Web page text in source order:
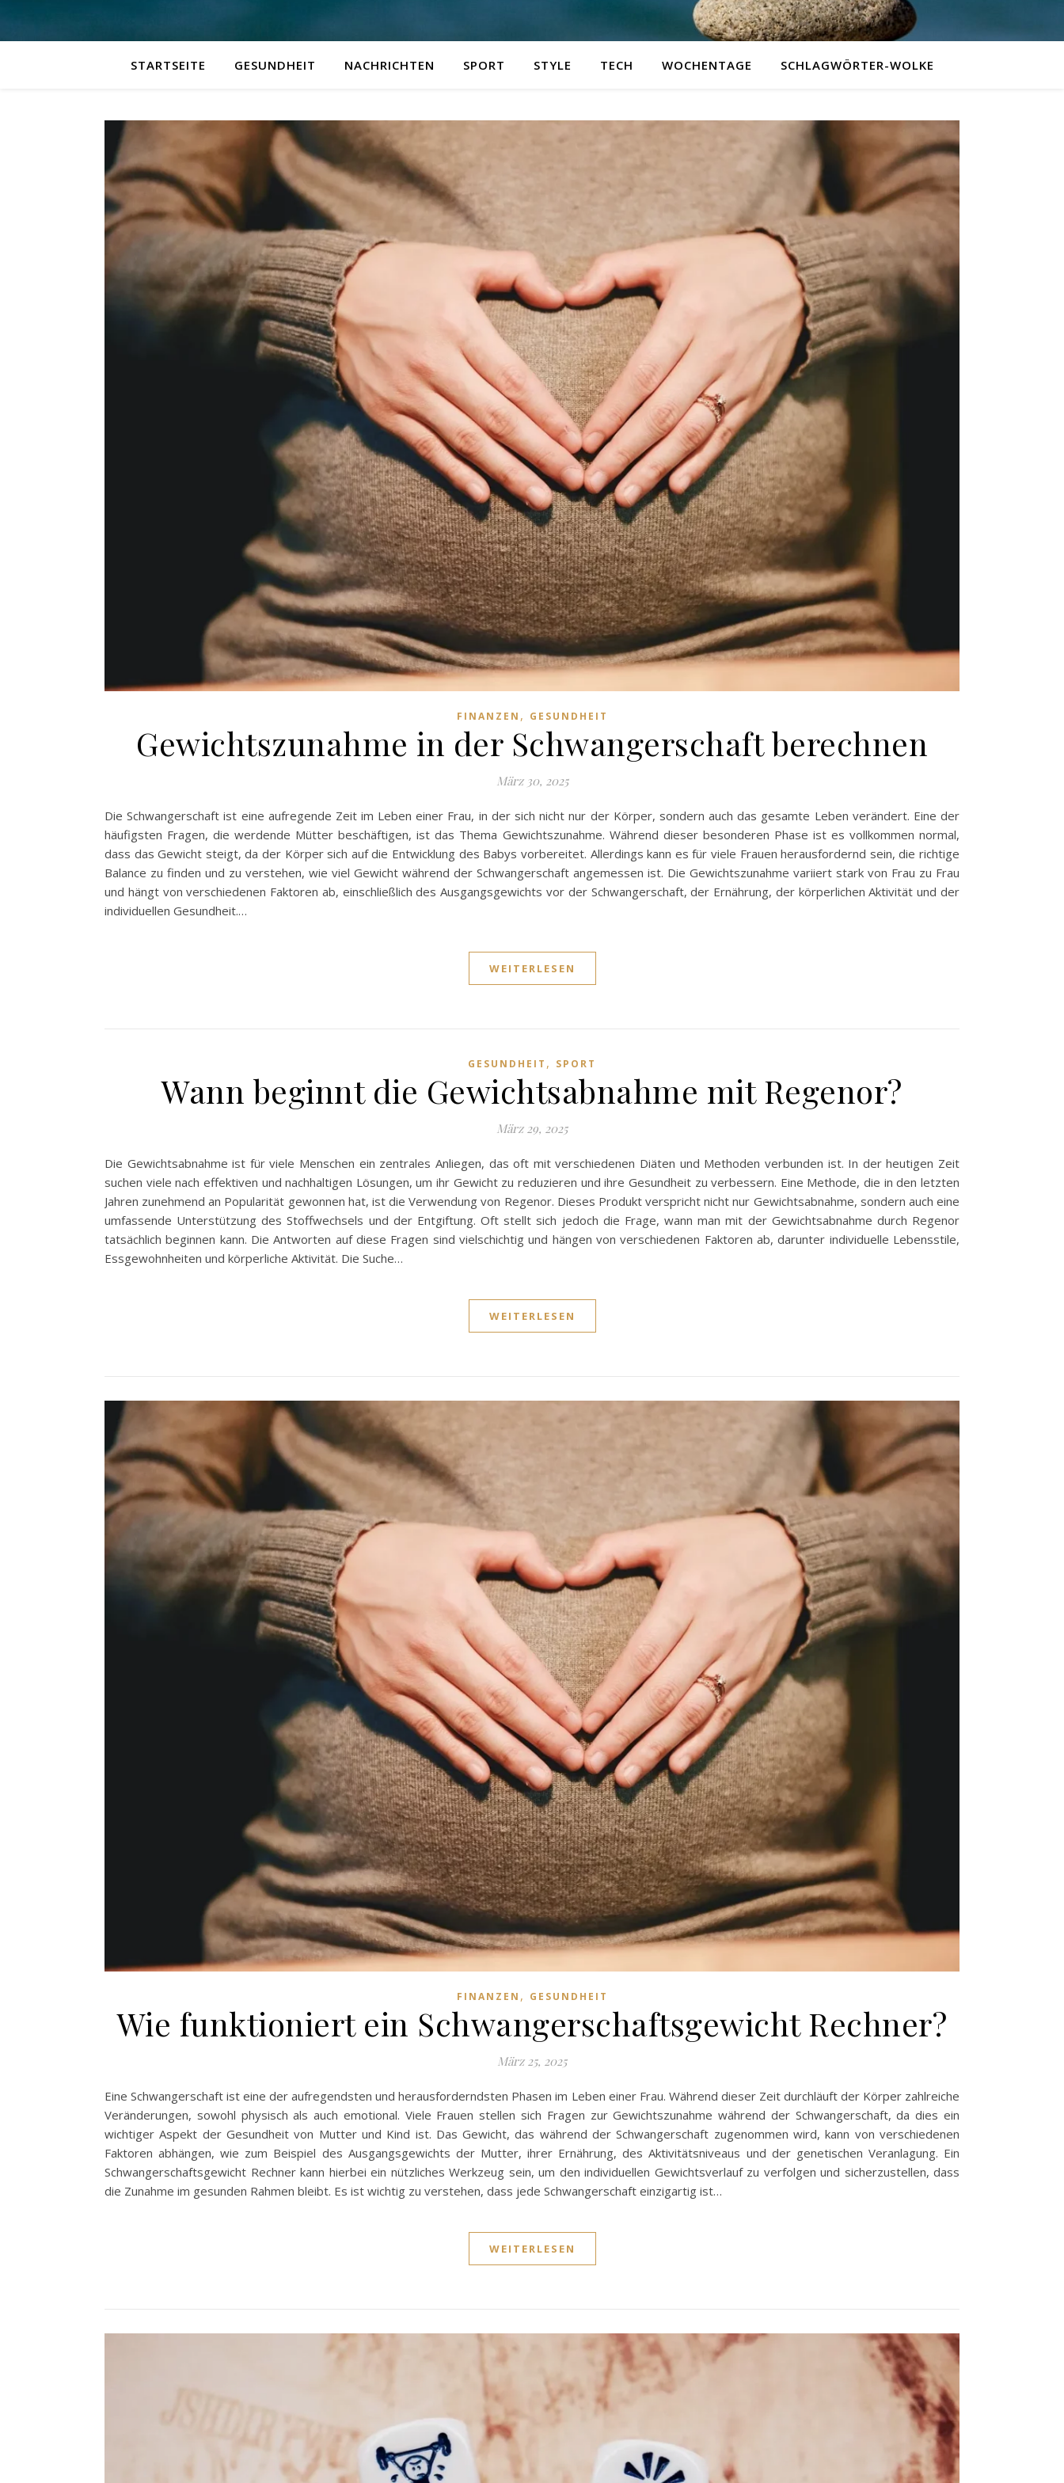
STARTSEITE GESUNDHEIT NACHRICHTEN SPORT STYLE TECH WOCHENTAGE SCHLAGWÖRTER-WOLKE
FINANZEN , GESUNDHEIT
Gewichtszunahme in der Schwangerschaft berechnen
März 30, 2025
Die Schwangerschaft ist eine aufregende Zeit im Leben einer Frau, in der sich nicht nur der Körper, sondern auch das gesamte Leben verändert. Eine der
häufigsten Fragen, die werdende Mütter beschäftigen, ist das Thema Gewichtszunahme. Während dieser besonderen Phase ist es vollkommen normal,
dass das Gewicht steigt, da der Körper sich auf die Entwicklung des Babys vorbereitet. Allerdings kann es für viele Frauen herausfordernd sein, die richtige
Balance zu finden und zu verstehen, wie viel Gewicht während der Schwangerschaft angemessen ist. Die Gewichtszunahme variiert stark von Frau zu Frau
und hängt von verschiedenen Faktoren ab, einschließlich des Ausgangsgewichts vor der Schwangerschaft, der Ernährung, der körperlichen Aktivität und der
individuellen Gesundheit.…
WEITERLESEN
GESUNDHEIT , SPORT
Wann beginnt die Gewichtsabnahme mit Regenor?
März 29, 2025
Die Gewichtsabnahme ist für viele Menschen ein zentrales Anliegen, das oft mit verschiedenen Diäten und Methoden verbunden ist. In der heutigen Zeit
suchen viele nach effektiven und nachhaltigen Lösungen, um ihr Gewicht zu reduzieren und ihre Gesundheit zu verbessern. Eine Methode, die in den letzten
Jahren zunehmend an Popularität gewonnen hat, ist die Verwendung von Regenor. Dieses Produkt verspricht nicht nur Gewichtsabnahme, sondern auch eine
umfassende Unterstützung des Stoffwechsels und der Entgiftung. Oft stellt sich jedoch die Frage, wann man mit der Gewichtsabnahme durch Regenor
tatsächlich beginnen kann. Die Antworten auf diese Fragen sind vielschichtig und hängen von verschiedenen Faktoren ab, darunter individuelle Lebensstile,
Essgewohnheiten und körperliche Aktivität. Die Suche…
WEITERLESEN
FINANZEN , GESUNDHEIT
Wie funktioniert ein Schwangerschaftsgewicht Rechner?
März 25, 2025
Eine Schwangerschaft ist eine der aufregendsten und herausforderndsten Phasen im Leben einer Frau. Während dieser Zeit durchläuft der Körper zahlreiche
Veränderungen, sowohl physisch als auch emotional. Viele Frauen stellen sich Fragen zur Gewichtszunahme während der Schwangerschaft, da dies ein
wichtiger Aspekt der Gesundheit von Mutter und Kind ist. Das Gewicht, das während der Schwangerschaft zugenommen wird, kann von verschiedenen
Faktoren abhängen, wie zum Beispiel des Ausgangsgewichts der Mutter, ihrer Ernährung, des Aktivitätsniveaus und der genetischen Veranlagung. Ein
Schwangerschaftsgewicht Rechner kann hierbei ein nützliches Werkzeug sein, um den individuellen Gewichtsverlauf zu verfolgen und sicherzustellen, dass
die Zunahme im gesunden Rahmen bleibt. Es ist wichtig zu verstehen, dass jede Schwangerschaft einzigartig ist…
WEITERLESEN